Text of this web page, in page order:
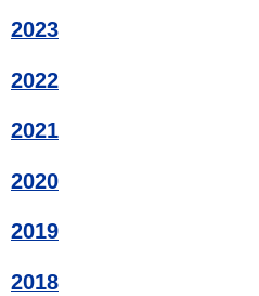
2023
2022
2021
2020
2019
2018